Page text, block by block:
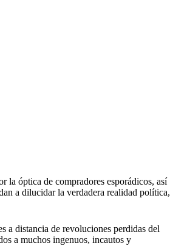
la óptica de compradores esporádicos, así
a dilucidar la verdadera realidad política,
a distancia de revoluciones perdidas del
a muchos ingenuos, incautos y